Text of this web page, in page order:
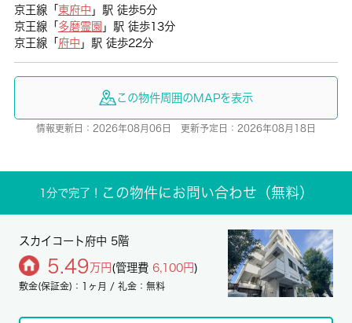
京王線「 東府中 」駅 徒歩5分
京王線「 多磨霊園 」駅 徒歩13分
京王線「 府中 」駅 徒歩22分
この物件周囲のMAPを表示
情報更新日：2026年08月06日 更新予定日：2026年08月18日
1分で完了！ この物件にお問い合わせ（無料）
スカイコート府中 5階
5.49 万円 (管理費 6,100円)
敷金(保証金)：1ヶ月 / 礼金：無料